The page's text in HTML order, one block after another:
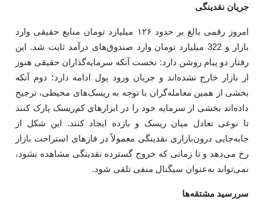
جریان نقدینگی
امروز رقمی بالغ بر حدود ۱۲۶ میلیارد تومان منابع حقیقی وارد
بازار و 322 میلیارد تومان وارد صندوق‌های درآمد ثابت شد. این
رفتار دو پیام روشن دارد: نخست آنکه سرمایه‌گذاران حقیقی هنوز
از بازار خارج نشده‌اند و جریان ورود پول ادامه دارد؛ دوم آنکه
بخشی از همین معامله‌گران با توجه به ریسک‌های محیطی، ترجیح
داده‌اند بخشی از سرمایه خود را در ابزارهای کم‌ریسک پارک کنند
تا نوعی تعادل میان ریسک و بازده ایجاد کنند. این شکل از
جابه‌جایی درون‌بازاری نقدینگی معمولاً در فازهای استراحت بازار
رخ می‌دهد و تا زمانی که خروج گسترده نقدینگی مشاهده نشود،
نمی‌تواند به‌عنوان سیگنال منفی تلقی شود.
سررسید مشتقه‌ها